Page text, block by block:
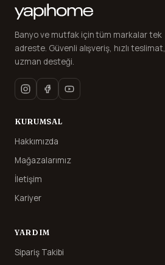
Banyo ve mutfak için tüm markalar tek
adreste. Güvenli alışveriş, hızlı teslimat,
uzman desteği.
KURUMSAL
Hakkımızda
Mağazalarımız
İletişim
Kariyer
YARDIM
Sipariş Takibi